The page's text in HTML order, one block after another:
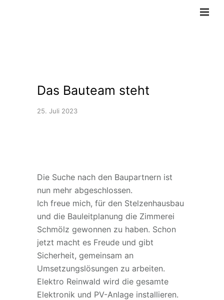
Das Bauteam steht
25. Juli 2023
Die Suche nach den Baupartnern ist
nun mehr abgeschlossen.
Ich freue mich, für den Stelzenhausbau
und die Bauleitplanung die Zimmerei
Schmölz gewonnen zu haben. Schon
jetzt macht es Freude und gibt
Sicherheit, gemeinsam an
Umsetzungslösungen zu arbeiten.
Elektro Reinwald wird die gesamte
Elektronik und PV-Anlage installieren.